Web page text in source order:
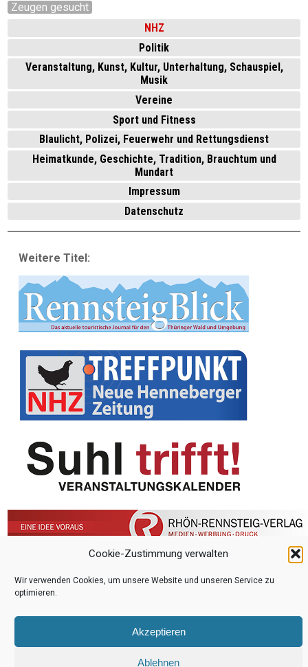
Cookie-Zustimmung verwalten
Wir verwenden Cookies, um unsere Website und unseren Service zu
optimieren.
Akzeptieren
Ablehnen
NHZ
Politik
Veranstaltung, Kunst, Kultur, Unterhaltung, Schauspiel,
Musik
Vereine
Sport und Fitness
Blaulicht, Polizei, Feuerwehr und Rettungsdienst
Heimatkunde, Geschichte, Tradition, Brauchtum und
Mundart
Impressum
Datenschutz
Zeugen gesucht
Weitere Titel:
Content © 2022 byRhön-Rennsteig-Verlag GmbH